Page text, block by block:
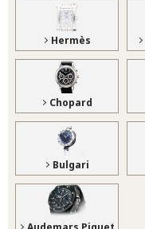
Hermès
Chopard
Bulgari